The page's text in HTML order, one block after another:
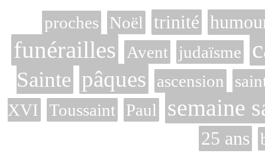
proches Noël trinité
funérailles Avent judaïsme
Sainte pâques ascension
XVI Toussaint Paul semaine
25 ans